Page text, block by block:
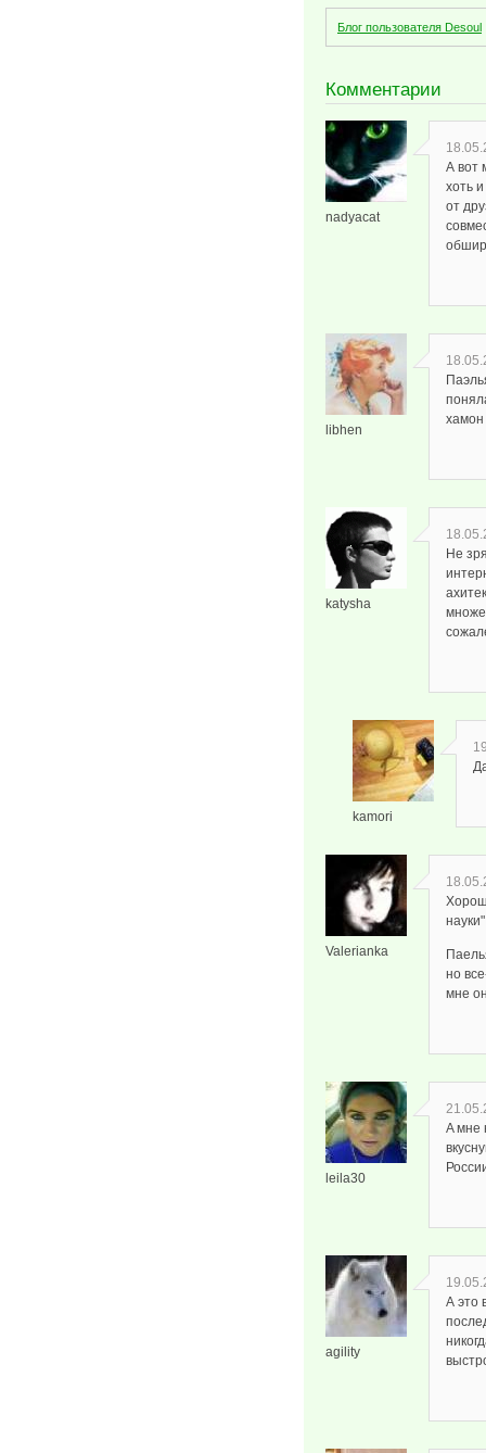
Блог пользователя Desoul
Комментарии
nadyacat
А вот
хоть
от
libhen
хамон
katysha
Не
kamori
Valerianka
но
мне
leila30
A мне
agility
А это